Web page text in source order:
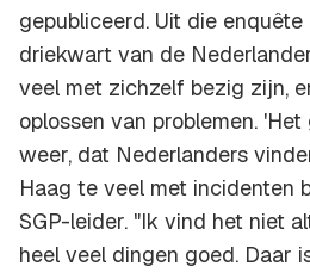
gepubliceerd. Uit die
driekwart van de
veel met zichzelf bezig zijn,
oplossen van problemen.
weer, dat Nederlanders
Haag te veel met incidenten
SGP-leider. "Ik vind het niet
heel veel dingen goed. Daar